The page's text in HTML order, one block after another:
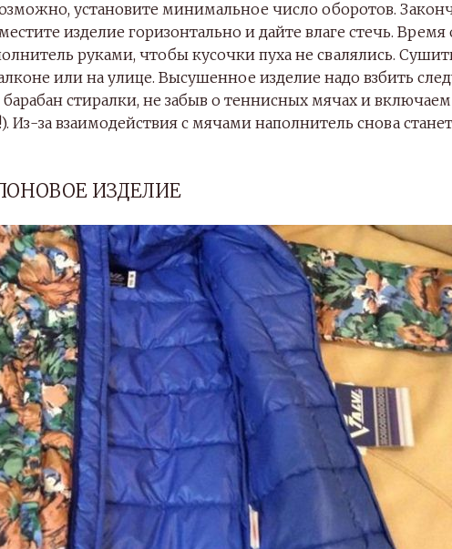
установите минимальное число оборотов.
изделие горизонтально и дайте влаге стечь. Время
руками, чтобы кусочки пуха не свалялись.
или на улице. Высушенное изделие надо взбить
барабан стиралки, не забыв о теннисных мячах и
Из-за взаимодействия с мячами наполнитель снова станет
ИЗДЕЛИЕ